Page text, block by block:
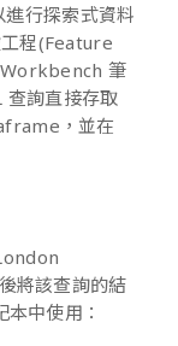
行探索式資料
程(Feature
筆
查詢直接存取
，並在
將該查詢的結
中使用：